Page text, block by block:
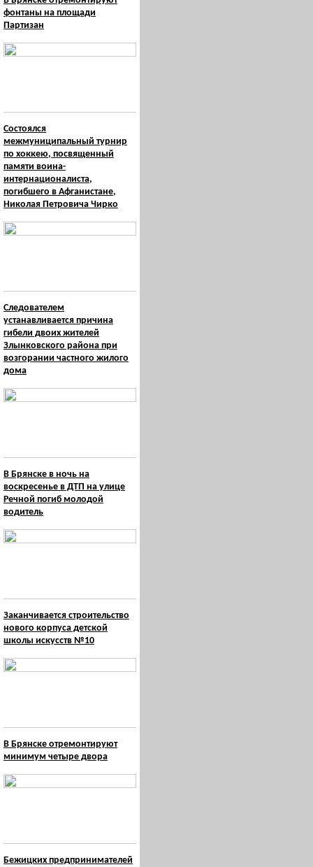
фонтаны на площади
Партизан
Состоялся
межмуниципальный турнир
по хоккею, посвященный
памяти воина-
интернационалиста,
погибшего в Афганистане,
Николая Петровича Чирко
Следователем
устанавливается причина
гибели двоих жителей
Злынковского района при
возгорании частного жилого
дома
В Брянске в ночь на
воскресенье в ДТП на улице
Речной погиб молодой
водитель
Заканчивается строительство
нового корпуса детской
школы искусств №10
В Брянске отремонтируют
минимум четыре двора
Бежицких предпринимателей